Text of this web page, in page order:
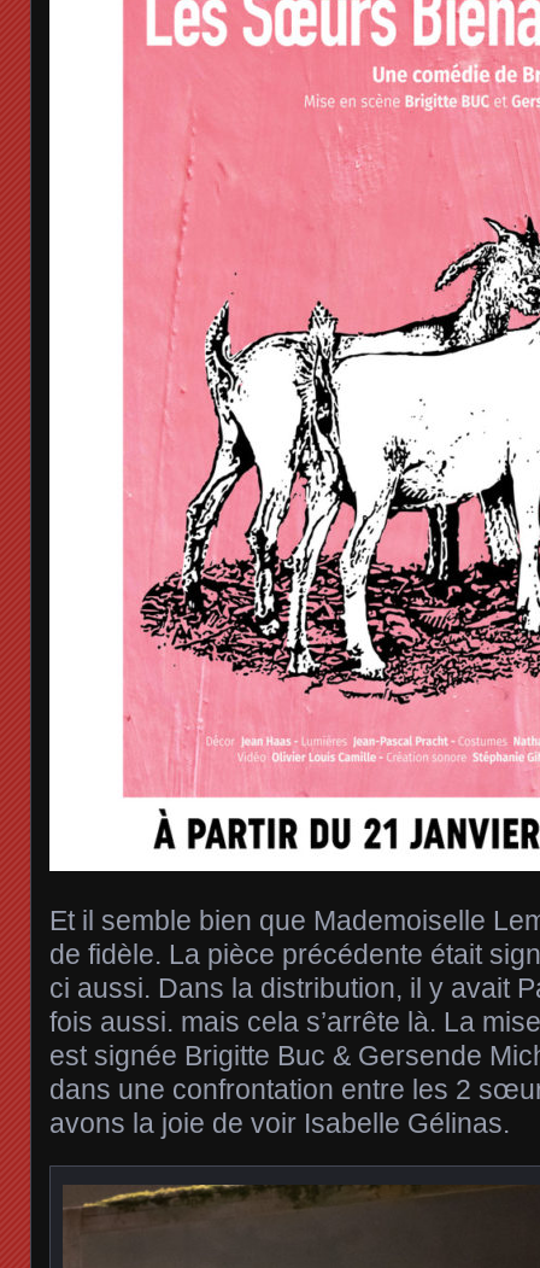
Et il semble bien que Mademoiselle
de fidèle. La pièce précédente était
ci aussi. Dans la distribution, il y avait
fois aussi. mais cela s’arrête là. La
est signée Brigitte Buc & Gersende
dans une confrontation entre les 2
avons la joie de voir Isabelle Gélinas.